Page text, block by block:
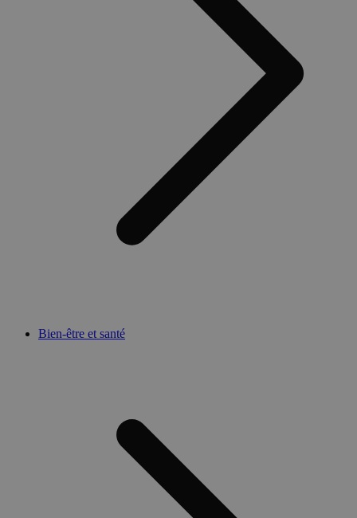
Bien-être et santé